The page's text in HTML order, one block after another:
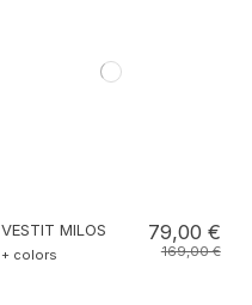
VESTIT MILOS
+ colors
79,00 €
169,00 €